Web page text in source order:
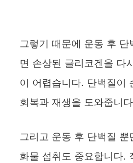
그렇기 때문에 운동 후 단
면 손상된 글리코겐을 다
이 어렵습니다. 단백질이
회복과 재생을 도와줍니
그리고 운동 후 단백질 뿐
화물 섭취도 중요합니다.